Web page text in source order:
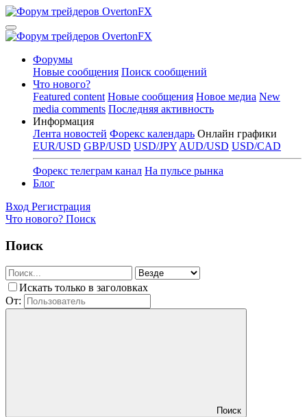
Форумы
Новые сообщения Поиск сообщений
Что нового?
Featured content Новые сообщения Новое медиа New
media comments Последняя активность
Информация
Лента новостей Форекс календарь Онлайн графики
EUR/USD GBP/USD USD/JPY AUD/USD USD/CAD
Форекс телеграм канал На пульсе рынка
Блог
Вход Регистрация
Что нового? Поиск
Поиск
Искать только в заголовках
От:
Поиск